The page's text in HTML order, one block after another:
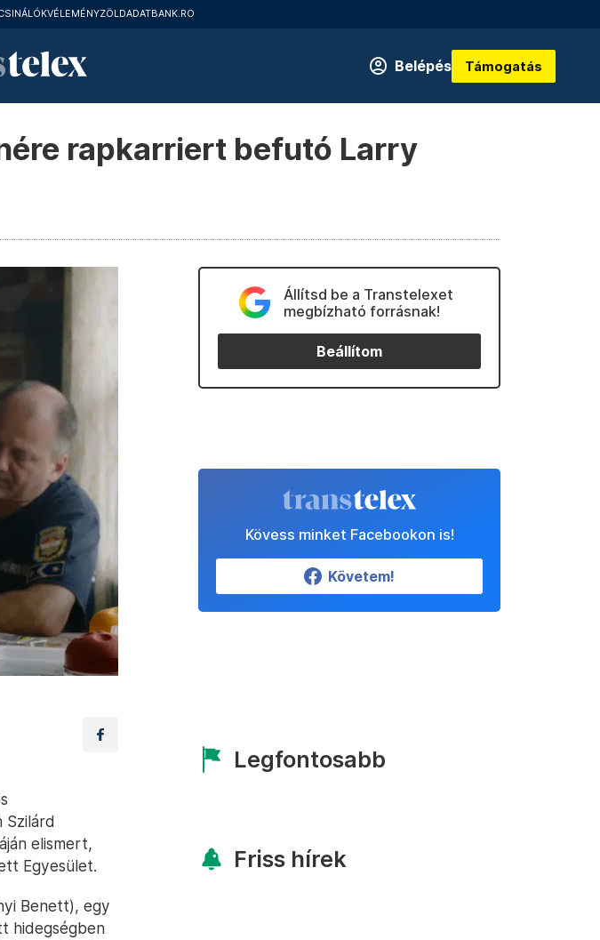
VÉLEMÉNYZÖLDADATBANK.RO
Belépés Támogatás
rapkarriert befutó Larry
Szilárd
elismert,
Egyesület.
Benett), egy
hidegségben
Állítsd be a Transtelexet
megbízható forrásnak!
Beállítom
Kövess minket Facebookon is!
Követem!
Legfontosabb
Friss hírek